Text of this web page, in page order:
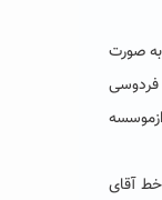
دقیقه ای و حضوری در روز چهارشنبه و ۲۶ مقاله نیز به صورت
فردوسی
خط آقای